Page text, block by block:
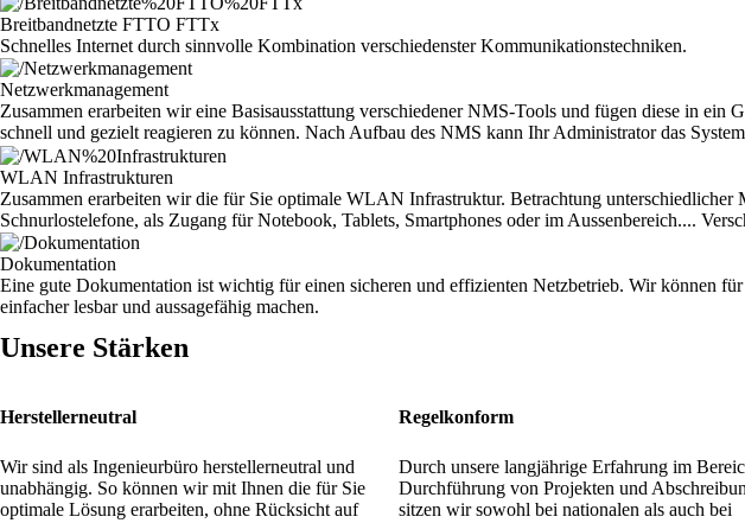
Breitbandnetzte FTTO FTTx
Schnelles Internet durch sinnvolle Kombination verschiedenster Kommunikationstechniken.
Netzwerkmanagement
Zusammen erarbeiten wir eine Basisausstattung verschiedener NMS-Tools und fügen diese in
schnell und gezielt reagieren zu können. Nach Aufbau des NMS kann Ihr Administrator das
WLAN Infrastrukturen
Zusammen erarbeiten wir die für Sie optimale WLAN Infrastruktur. Betrachtung
Schnurlostelefone, als Zugang für Notebook, Tablets, Smartphones oder im Aussenbereich....
Dokumentation
Eine gute Dokumentation ist wichtig für einen sicheren und effizienten Netzbetrieb. Wir können
einfacher lesbar und aussagefähig machen.
Unsere Stärken
Herstellerneutral
Wir sind als Ingenieurbüro herstellerneutral und
unabhängig. So können wir mit Ihnen die für Sie
optimale Lösung erarbeiten, ohne Rücksicht auf
Regelkonform
Durch unsere langjährige Erfahrung im
Durchführung von Projekten und
sitzen wir sowohl bei nationalen als auch bei